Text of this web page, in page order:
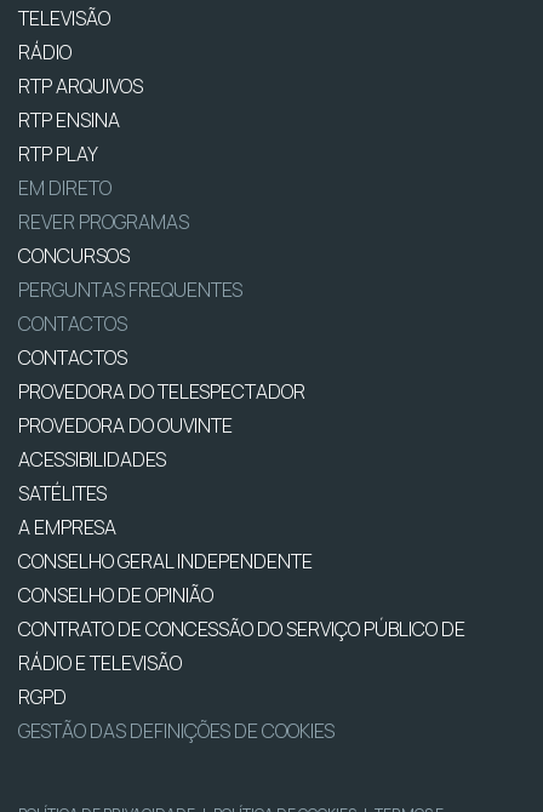
TELEVISÃO
RÁDIO
RTP ARQUIVOS
RTP ENSINA
RTP PLAY
EM DIRETO
REVER PROGRAMAS
CONCURSOS
PERGUNTAS FREQUENTES
CONTACTOS
CONTACTOS
PROVEDORA DO TELESPECTADOR
PROVEDORA DO OUVINTE
ACESSIBILIDADES
SATÉLITES
A EMPRESA
CONSELHO GERAL INDEPENDENTE
CONSELHO DE OPINIÃO
CONTRATO DE CONCESSÃO DO SERVIÇO PÚBLICO DE
RÁDIO E TELEVISÃO
RGPD
GESTÃO DAS DEFINIÇÕES DE COOKIES